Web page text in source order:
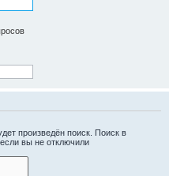
произведён поиск. Поиск в
вы не отключили